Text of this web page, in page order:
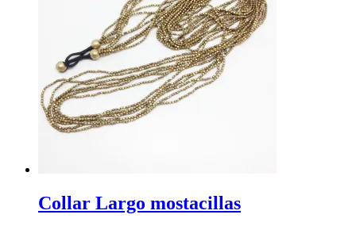
Collar Largo mostacillas